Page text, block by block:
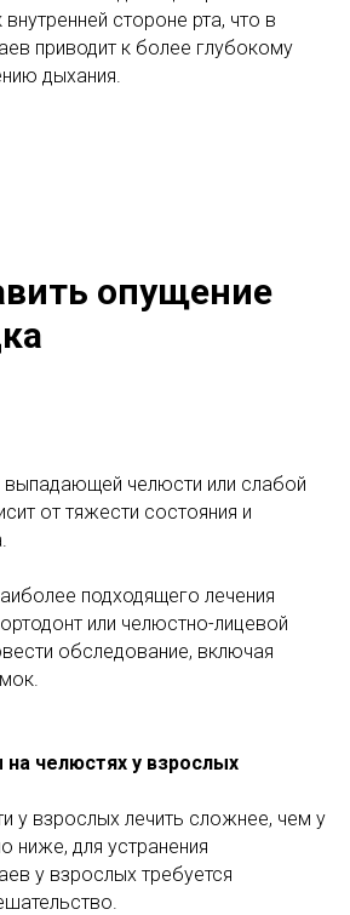
стороне рта, что в
приводит к более глубокому
дыхания.
опущение
челюсти или слабой
от тяжести состояния и
подходящего лечения
или челюстно-лицевой
обследование, включая
челюстях у взрослых
у взрослых лечить сложнее, чем у
ниже, для устранения
у взрослых требуется